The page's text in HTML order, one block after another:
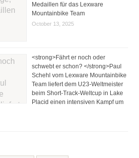
Medaillen für das Lexware
Mountainbike Team
October 13, 2025
<strong>Fährt er noch oder
schwebt er schon? </strong>Paul
Schehl vom Lexware Mountainbike
Team liefert dem U23-Weltmeister
beim Short-Track-Weltcup in Lake
Placid einen intensiven Kampf um